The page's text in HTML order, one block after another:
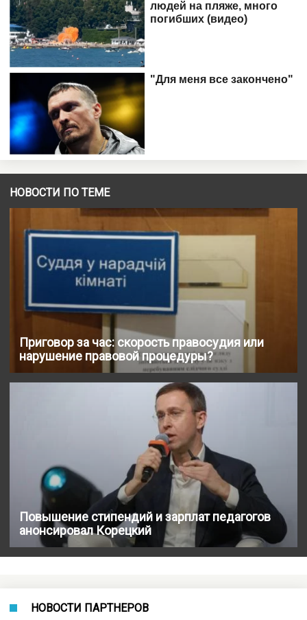
НОВОСТИ ПО ТЕМЕ
Приговор за час: скорость правосудия или
нарушение правовой процедуры?
Повышение стипендий и зарплат педагогов
анонсировал Корецкий
НОВОСТИ ПАРТНЕРОВ